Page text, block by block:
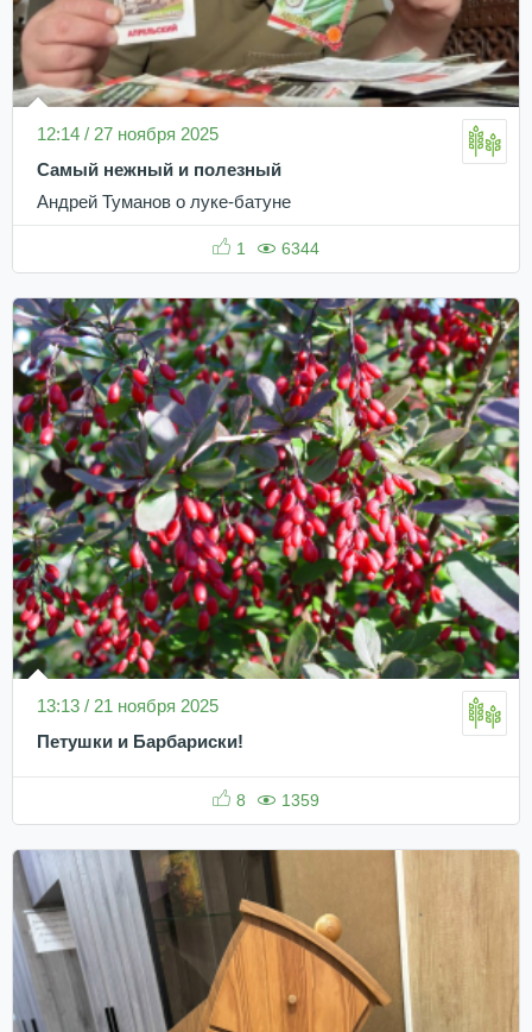
12:14 / 27 ноября 2025
Самый нежный и полезный
Андрей Туманов о луке-батуне
1 6344
13:13 / 21 ноября 2025
Петушки и Барбариски!
8 1359